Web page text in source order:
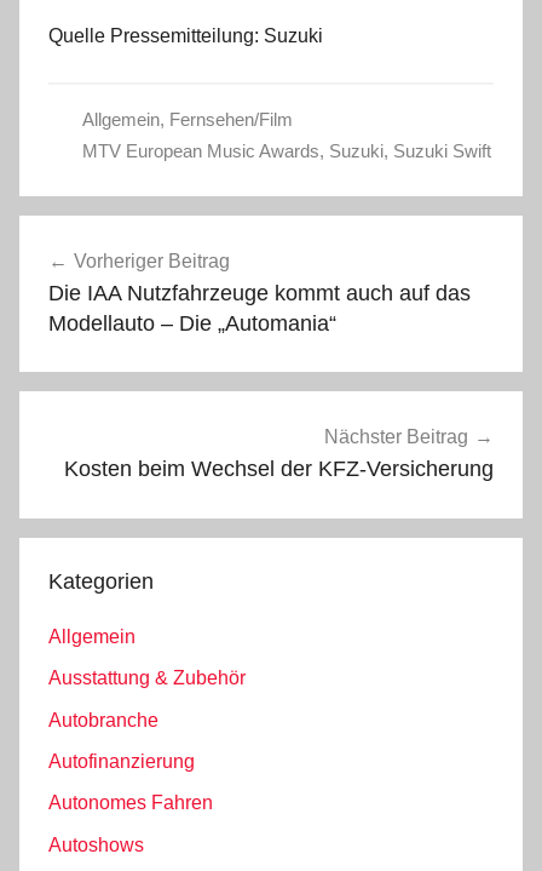
Quelle Pressemitteilung: Suzuki
Allgemein, Fernsehen/Film
MTV European Music Awards, Suzuki, Suzuki Swift
Vorheriger Beitrag
Die IAA Nutzfahrzeuge kommt auch auf das
Modellauto – Die „Automania“
Nächster Beitrag
Kosten beim Wechsel der KFZ-Versicherung
Kategorien
Allgemein
Ausstattung & Zubehör
Autobranche
Autofinanzierung
Autonomes Fahren
Autoshows